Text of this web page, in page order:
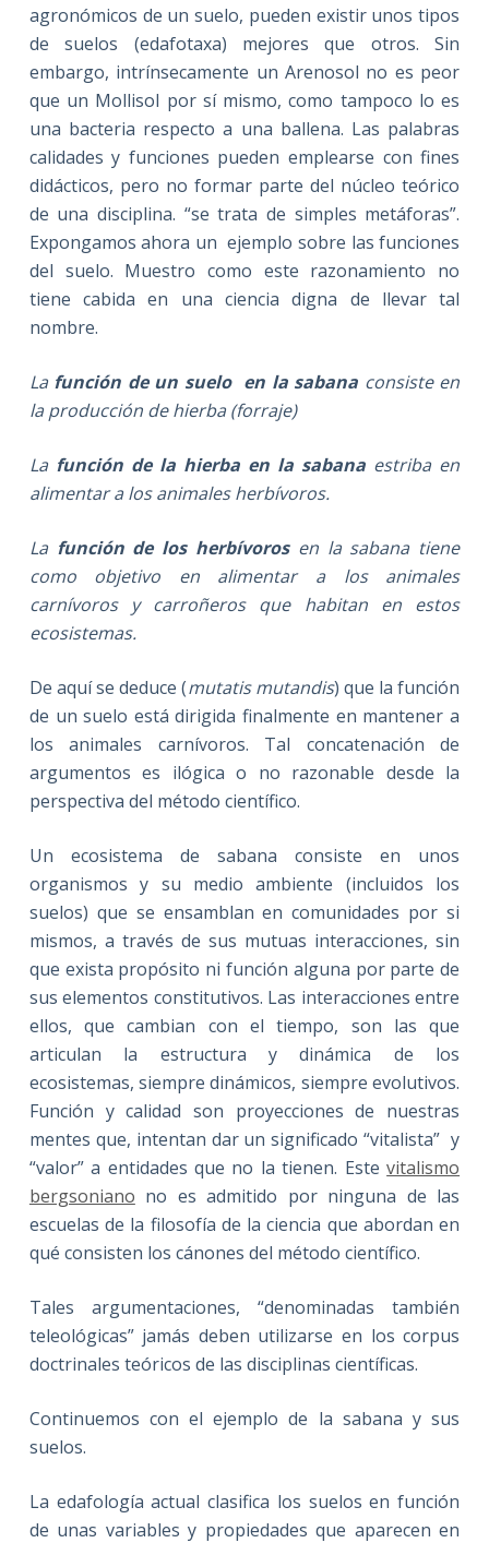
agronómicos de un suelo, pueden existir unos tipos
de suelos (edafotaxa) mejores que otros. Sin
embargo, intrínsecamente un Arenosol no es peor
que un Mollisol por sí mismo, como tampoco lo es
una bacteria respecto a una ballena. Las palabras
calidades y funciones pueden emplearse con fines
didácticos, pero no formar parte del núcleo teórico
de una disciplina. “se trata de simples metáforas”.
Expongamos ahora un ejemplo sobre las funciones
del suelo. Muestro como este razonamiento no
tiene cabida en una ciencia digna de llevar tal
nombre.
La función de un suelo en la sabana consiste en
la producción de hierba (forraje)
La función de la hierba en la sabana estriba en
alimentar a los animales herbívoros.
La función de los herbívorosen la sabana tiene
como objetivo en alimentar a los animales
carnívoros y carroñeros que habitan en estos
ecosistemas.
De aquí se deduce (mutatis mutandis) que la función
de un suelo está dirigida finalmente en mantener a
los animales carnívoros. Tal concatenación de
argumentos es ilógica o no razonable desde la
perspectiva del método científico.
Un ecosistema de sabana consiste en unos
organismos y su medio ambiente (incluidos los
suelos) que se ensamblan en comunidades por si
mismos, a través de sus mutuas interacciones, sin
que exista propósito ni función alguna por parte de
sus elementos constitutivos. Las interacciones entre
ellos, que cambian con el tiempo, son las que
articulan la estructura y dinámica de los
ecosistemas, siempre dinámicos, siempre evolutivos.
Función y calidad son proyecciones de nuestras
mentes que, intentan dar un significado “vitalista” y
“valor” a entidades que no la tienen. Estevitalismo
bergsoniano no es admitido por ninguna de las
escuelas de la filosofía de la ciencia que abordan en
qué consisten los cánones del método científico.
Tales argumentaciones, “denominadas también
teleológicas” jamás deben utilizarse en los corpus
doctrinales teóricos de las disciplinas científicas.
Continuemos con el ejemplo de la sabana y sus
suelos.
La edafología actual clasifica los suelos en función
de unas variables y propiedades que aparecen en